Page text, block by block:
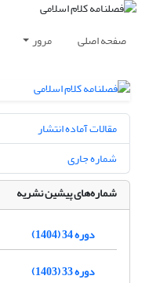
صفحه اصلی مرور
مقالات آماده انتشار
شماره جاری
شماره‌های پیشین نشریه
دوره 34 (1404)
دوره 33 (1403)